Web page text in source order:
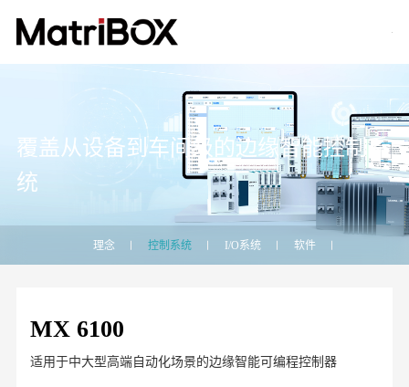
覆盖从设备到车间级的边缘智能控制系
统
理念 控制系统 I/O系统 软件
MX 6100
适用于中大型高端自动化场景的边缘智能可编程控制器